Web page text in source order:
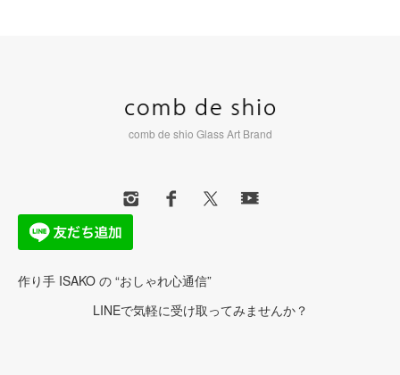
comb de shio Glass Art Brand
作り手 ISAKO の “おしゃれ心通信”
LINEで気軽に受け取ってみませんか？